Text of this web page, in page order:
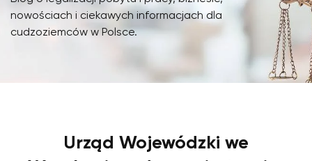
nowościach i ciekawych informacjach dla
cudzoziemców w Polsce.
Urząd Wojewódzki we